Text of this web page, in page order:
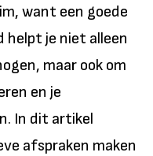
want een goede
helpt je niet alleen
maar ook om
en je
In dit artikel
afspraken maken